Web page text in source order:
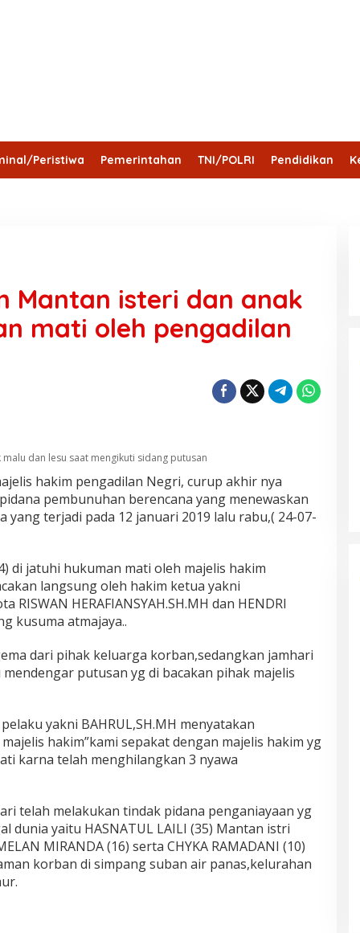
Peristiwa Pemerintahan TNI/POLRI Pendidikan
Mantan isteri dan anak
mati oleh pengadilan
dan lesu saat mengikuti sidang putusan
hakim pengadilan Negri, curup akhir nya
pembunuhan berencana yang menewaskan
yang terjadi pada 12 januari 2019 lalu rabu,( 24-07-
di jatuhi hukuman mati oleh majelis hakim
langsung oleh hakim ketua yakni
RISWAN HERAFIANSYAH.SH.MH dan HENDRI
kusuma atmajaya..
dari pihak keluarga korban,sedangkan jamhari
putusan yg di bacakan pihak majelis
yakni BAHRUL,SH.MH menyatakan
hakim”kami sepakat dengan majelis hakim yg
karna telah menghilangkan 3 nyawa
telah melakukan tindak pidana penganiayaan yg
dunia yaitu HASNATUL LAILI (35) Mantan istri
MIRANDA (16) serta CHYKA RAMADANI (10)
korban di simpang suban air panas,kelurahan
Kabupaten Bungo Berjalan Kurang
Terbuka, Publik Pertanyakan
Transparansi
Di Bungo, Ekonomi/Bisnis, Pemerintahan, Politik,
Provinsi Jambi, Sosial/Budaya/Peduli
Agustus 2026